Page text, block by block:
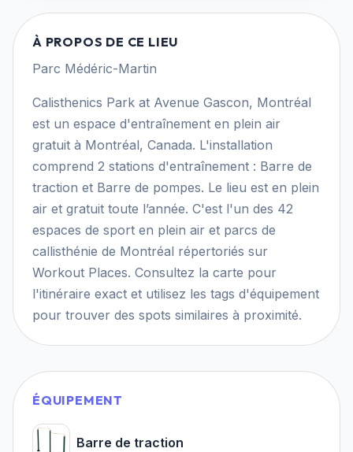
À PROPOS DE CE LIEU
Parc Médéric-Martin
Calisthenics Park at Avenue Gascon, Montréal
est un espace d'entraînement en plein air
gratuit à Montréal, Canada. L'installation
comprend 2 stations d'entraînement : Barre de
traction et Barre de pompes. Le lieu est en plein
air et gratuit toute l’année. C'est l'un des 42
espaces de sport en plein air et parcs de
callisthénie de Montréal répertoriés sur
Workout Places. Consultez la carte pour
l'itinéraire exact et utilisez les tags d'équipement
pour trouver des spots similaires à proximité.
ÉQUIPEMENT
Barre de traction